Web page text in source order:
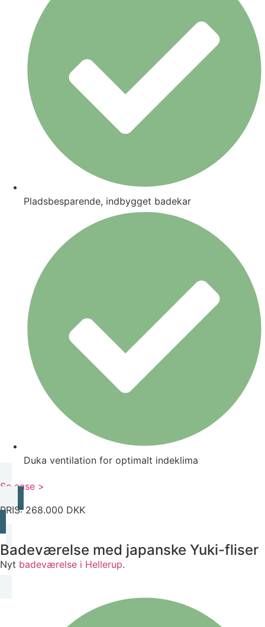
Pladsbesparende, indbygget badekar
Duka ventilation for optimalt indeklima
Se case >
PRIS: 268.000 DKK
Badeværelse med japanske Yuki-fliser
Nyt badeværelse i Hellerup.